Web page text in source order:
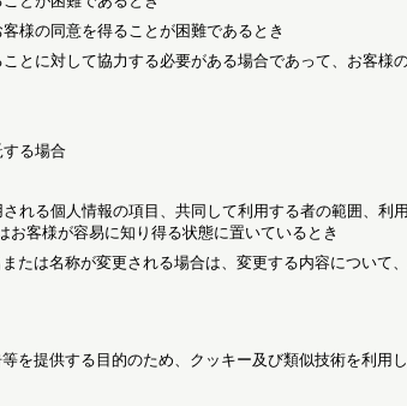
様の同意を得ることが困難であるとき
とに対して協力する必要がある場合であって、お客様
する場合
れる個人情報の項目、共同して利用する者の範囲、利
客様が容易に知り得る状態に置いているとき
は名称が変更される場合は、変更する内容について
提供する目的のため、クッキー及び類似技術を利用